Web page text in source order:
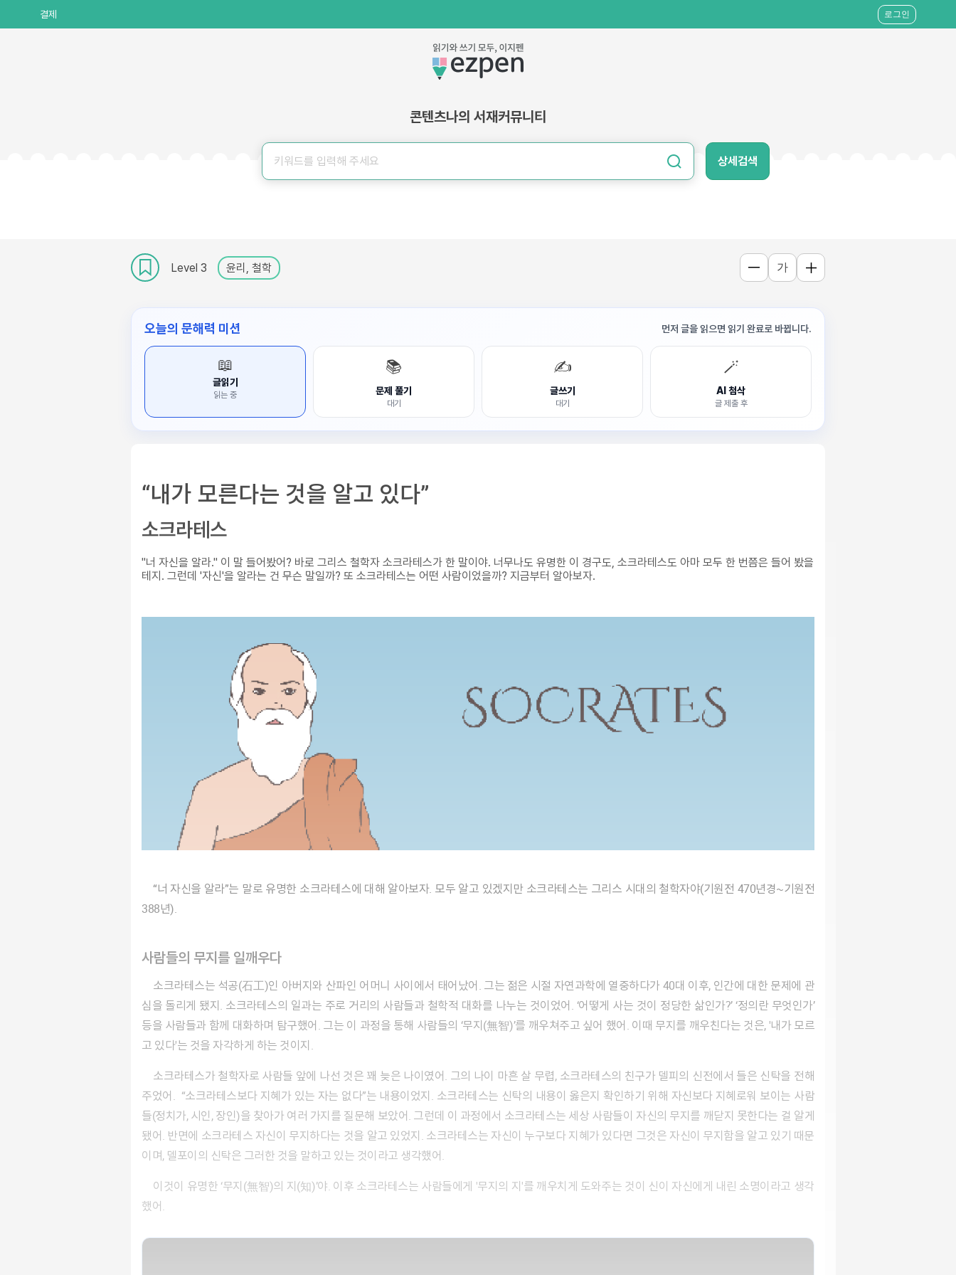
결제 로그인
콘텐츠나의 서재커뮤니티
상세검색
Level 3 윤리, 철학 가
오늘의 문해력 미션 먼저 글을 읽으면 읽기 완료로 바뀝니다.
📖
글읽기
읽는 중
📚
문제 풀기
대기
✍️
글쓰기
대기
🪄
AI 첨삭
글 제출 후
“내가 모른다는 것을 알고 있다”
소크라테스
"너 자신을 알라." 이 말 들어봤어? 바로 그리스 철학자 소크라테스가 한 말이야. 너무나도 유명한 이 경구도, 소크라테스도 아마 모두 한 번쯤은 들어 봤을
테지. 그런데 '자신'을 알라는 건 무슨 말일까? 또 소크라테스는 어떤 사람이었을까? 지금부터 알아보자.
“너 자신을 알라”는 말로 유명한 소크라테스에 대해 알아보자. 모두 알고 있겠지만 소크라테스는 그리스 시대의 철학자야(기원전 470년경~기원전
388년).
사람들의 무지를 일깨우다
소크라테스는 석공(​石工​)인 아버지와 산파인 어머니 사이에서 태어났어. 그는 젊은 시절 자연과학에 열중하다가 40대 이후, 인간에 대한 문제에 관
심을 돌리게 됐지. 소크라테스의 일과는 주로 거리의 사람들과 철학적 대화를 나누는 것이었어. ‘어떻게 사는 것이 정당한 삶인가?’ ‘정의란 무엇인가’
등을 사람들과 함께 대화하며 탐구했어. 그는 이 과정을 통해 사람들의 ‘무지(​無智)’를 깨우쳐주고 싶어 했어. 이때 무지를 깨우친다는 것은, '내가 모르
고 있다'는 것을 자각하게 하는 것이지.
소크라테스가 철학자로 사람들 앞에 나선 것은 꽤 늦은 나이였어. 그의 나이 마흔 살 무렵, 소크라테스의 친구가 델피의 신전에서 들은 신탁을 전해
주었어. “소크라테스보다 지혜가 있는 자는 없다”는 내용이었지. 소크라테스는 신탁의 내용이 옳은지 확인하기 위해 자신보다 지혜로워 보이는 사람
들(정치가, 시인, 장인)을 찾아가 여러 가지를 질문해 보았어. 그런데 이 과정에서 소크라테스는 세상 사람들이 자신의 무지를 깨닫지 못한다는 걸 알게
됐어. 반면에 소크라테스 자신이 무지하다는 것을 알고 있었지. 소크라테스는 자신이 누구보다 지혜가 있다면 그것은 자신이 무지함을 알고 있기 때문
이며, 델포이의 신탁은 그러한 것을 말하고 있는 것이라고 생각했어.
이것이 유명한 ‘무지(​無智​)의 지(知)’야. 이후 소크라테스는 사람들에게 '무지의 지'를 깨우치게 도와주는 것이 신이 자신에게 내린 소명이라고 생각
했어.